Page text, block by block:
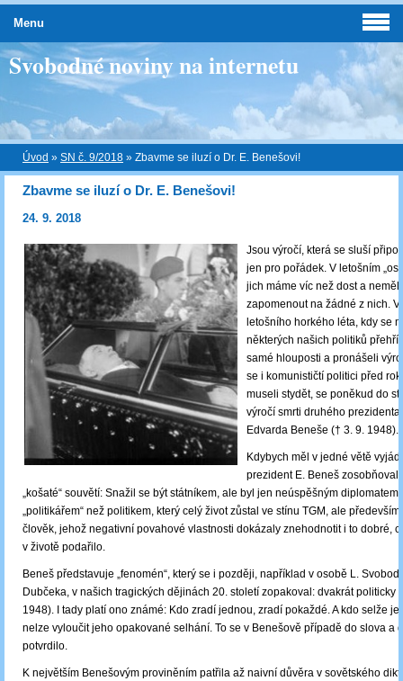
Svobodné noviny na internetu
Úvod » SN č. 9/2018 » Zbavme se iluzí o Dr. E. Benešovi!
Zbavme se iluzí o Dr. E. Benešovi!
24. 9. 2018
Jsou výročí, která se sluší
jen pro pořádek. V letošním
jich máme víc než dost a
zapomenout na žádné z nich. V
letošního horkého léta, kdy se
některých našich politiků
samé hlouposti a pronášeli
se i komunističtí politici před
museli stydět, se poněkud do
výročí smrti druhého prezidenta
Edvarda Beneše († 3. 9. 1948).
Kdybych měl v jedné větě
prezident E. Beneš
„košaté“ souvětí: Snažil se být státníkem, ale byl jen neúspěšným diplomatem
„politikářem“ než politikem, který celý život zůstal ve stínu TGM, ale
člověk, jehož negativní povahové vlastnosti dokázaly znehodnotit i to dobré,
v životě podařilo.
Beneš představuje „fenomén“, který se i později, například v osobě L.
Dubčeka, v našich tragických dějinách 20. století zopakoval: dvakrát politicky
1948). I tady platí ono známé: Kdo zradí jednou, zradí pokaždé. A kdo selže
nelze vyloučit jeho opakované selhání. To se v Benešově případě do slova a
potvrdilo.
K největším Benešovým proviněním patřila až naivní důvěra v sovětského
Menu